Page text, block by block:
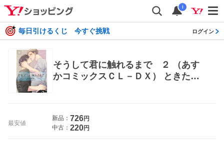
i
毎日引けるくじ 今すぐ挑戦 ログイン
そうして君に触れるまで ２ （あす
かコミックスＣＬ－ＤＸ） ときたほ
最安値
新品： 726円
中古： 220円